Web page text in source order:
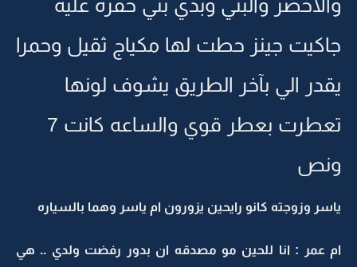
والاخضر والبني وبدي بني حفره عليه
جاكيت جينز حطت لها مكياج ثقيل وحمرا
يقدر الي بآخر الطريق يشوف لونها
تعطرت بعطر قوي والساعه كانت 7
ونص
ياسر وزوجته كانو رايحين يزورون ام ياسر وهما بالسياره
ام عمر : انا للحين مو مصدقه ان بدور رفضت ولدي .. هي